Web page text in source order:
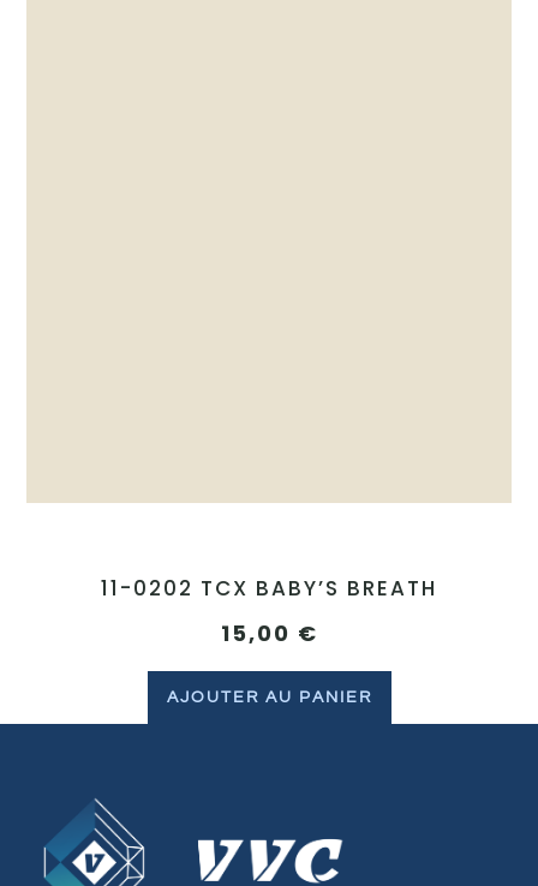
11-0202 TCX BABY’S BREATH
15,00 €
AJOUTER AU PANIER